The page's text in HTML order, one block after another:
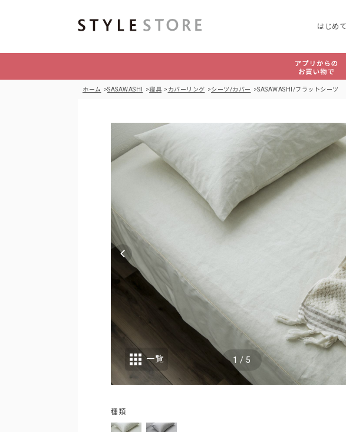
はじめ
ホーム SASAWASHI 寝具 カバーリング シーツ/カバー SASAWASHI/フラットシーツ
1 / 5
一覧
種類